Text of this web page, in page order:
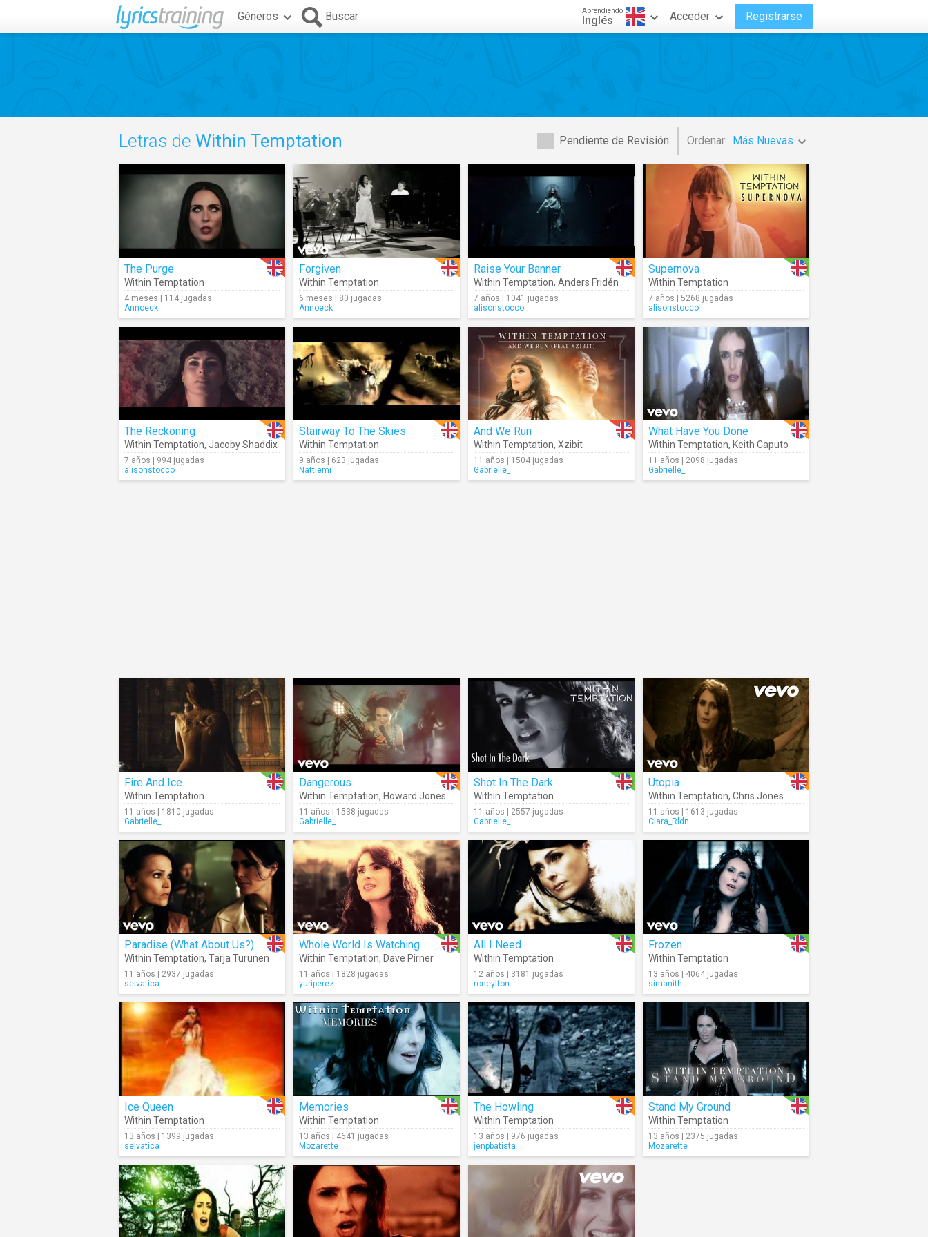
Géneros Buscar Aprendiendo
Inglés Acceder Registrarse
Pendiente de Revisión Ordenar: Más Nuevas
Letras de Within Temptation
The Purge
Within Temptation
4 meses | 114 jugadas
Annoeck
Forgiven
Within Temptation
6 meses | 80 jugadas
Annoeck
Raise Your Banner
Within Temptation, Anders Fridén
7 años | 1041 jugadas
alisonstocco
Supernova
Within Temptation
7 años | 5268 jugadas
alisonstocco
The Reckoning
Within Temptation, Jacoby Shaddix
7 años | 994 jugadas
alisonstocco
Stairway To The Skies
Within Temptation
9 años | 623 jugadas
Nattiemi
And We Run
Within Temptation, Xzibit
11 años | 1504 jugadas
Gabrielle_
What Have You Done
Within Temptation, Keith Caputo
11 años | 2098 jugadas
Gabrielle_
Fire And Ice
Within Temptation
11 años | 1810 jugadas
Gabrielle_
Dangerous
Within Temptation, Howard Jones
11 años | 1538 jugadas
Gabrielle_
Shot In The Dark
Within Temptation
11 años | 2557 jugadas
Gabrielle_
Utopia
Within Temptation, Chris Jones
11 años | 1613 jugadas
Clara_Rldn
Paradise (What About Us?)
Within Temptation, Tarja Turunen
11 años | 2937 jugadas
selvatica
Whole World Is Watching
Within Temptation, Dave Pirner
11 años | 1828 jugadas
yuriperez
All I Need
Within Temptation
12 años | 3181 jugadas
roneylton
Frozen
Within Temptation
13 años | 4064 jugadas
simanith
Ice Queen
Within Temptation
13 años | 1399 jugadas
selvatica
Memories
Within Temptation
13 años | 4641 jugadas
Mozarette
The Howling
Within Temptation
13 años | 976 jugadas
jenpbatista
Stand My Ground
Within Temptation
13 años | 2375 jugadas
Mozarette